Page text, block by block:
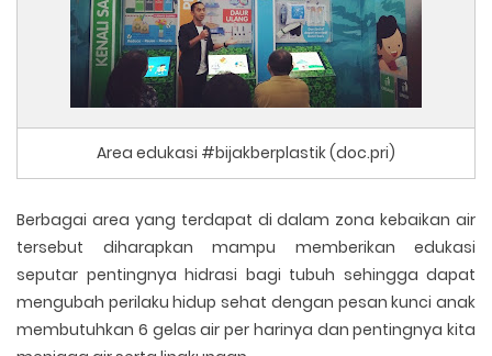
Area edukasi #bijakberplastik (doc.pri)
Berbagai area yang terdapat di dalam zona kebaikan air
tersebut diharapkan mampu memberikan edukasi
seputar pentingnya hidrasi bagi tubuh sehingga dapat
mengubah perilaku hidup sehat dengan pesan kunci anak
membutuhkan 6 gelas air per harinya dan pentingnya kita